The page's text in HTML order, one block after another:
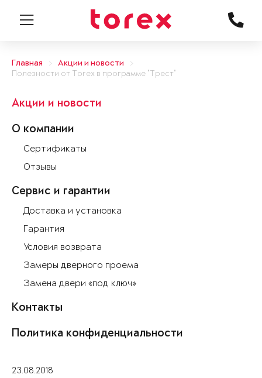
Главная
Акции и новости
Полезности от Torex в программе "Трест"
Акции и новости
О компании
Сертификаты
Отзывы
Сервис и гарантии
Доставка и установка
Гарантия
Условия возврата
Замеры дверного проема
Замена двери «под ключ»
Контакты
Политика конфиденциальности
23.08.2018